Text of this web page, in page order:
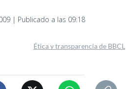
| Publicado a las 09:18
Ética y transparencia de BBCL